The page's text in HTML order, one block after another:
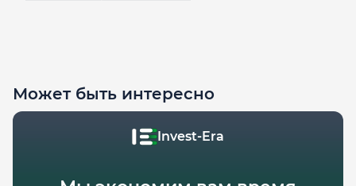
Может быть интересно
Invest-Era